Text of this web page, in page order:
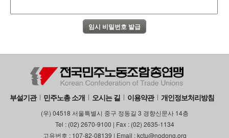
부설기관 민주노총 소개 오시는 길 이용약관 개인정보처리방침
(우) 04518 서울특별시 중구 정동길 3 경향신문사 14층
Tel : (02) 2670-9100 | Fax : (02) 2635-1134
고유번호 : 107-82-08139 | Email : kctu@nodong.org